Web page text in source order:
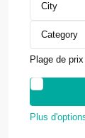
City
Category
Plage de
Plus